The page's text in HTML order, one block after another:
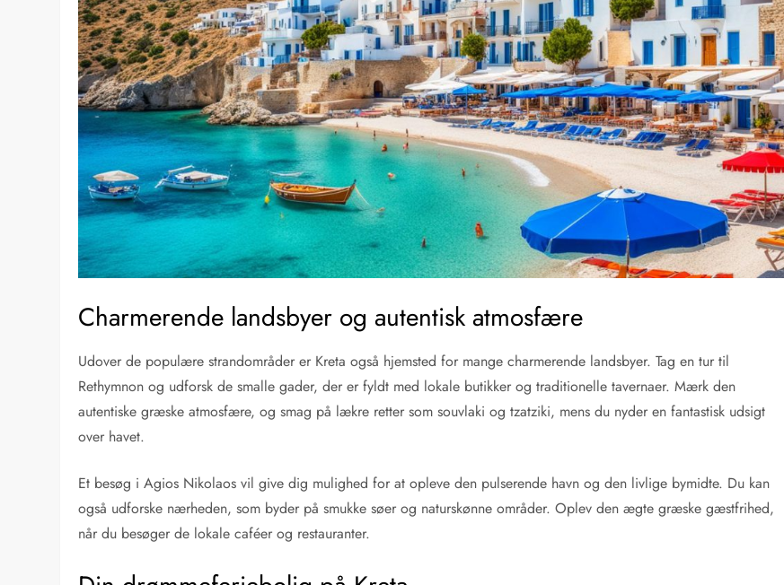
Charmerende landsbyer og autentisk atmosfære
Udover de populære strandområder er Kreta også hjemsted for mange charmerende landsbyer. Tag en tur til
Rethymnon og udforsk de smalle gader, der er fyldt med lokale butikker og traditionelle tavernaer. Mærk den
autentiske græske atmosfære, og smag på lækre retter som souvlaki og tzatziki, mens du nyder en fantastisk udsigt
over havet.
Et besøg i Agios Nikolaos vil give dig mulighed for at opleve den pulserende havn og den livlige bymidte. Du kan
også udforske nærheden, som byder på smukke søer og naturskønne områder. Oplev den ægte græske gæstfrihed,
når du besøger de lokale caféer og restauranter.